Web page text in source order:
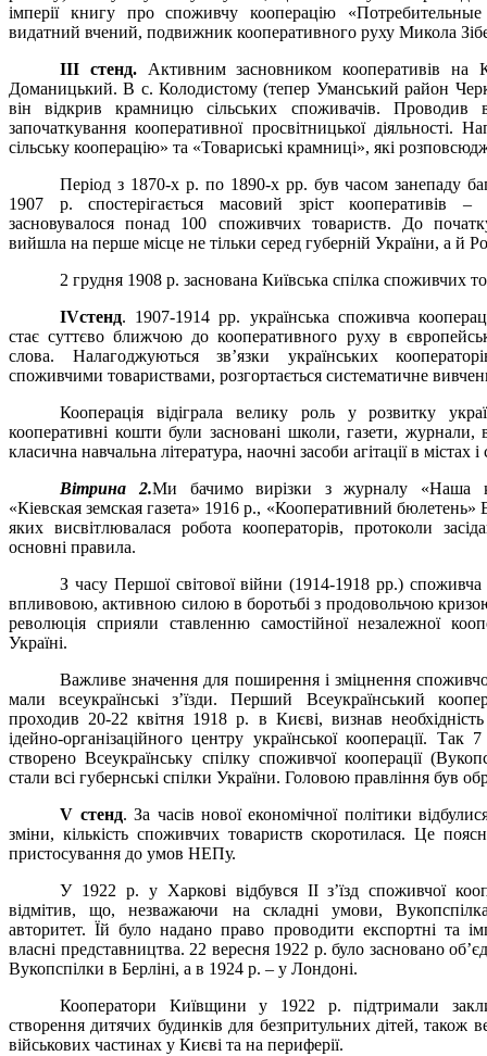
імперії книгу про споживчу кооперацію «Потребительные
видатний вчений, подвижник кооперативного руху Микола
ІІІ стенд. Активним засновником кооперативів на
Доманицький. В с. Колодистому (тепер Уманський район
він відкрив крамницю сільських споживачів. Проводив
започаткування кооперативної просвітницької діяльності.
сільську кооперацію» та «Товариські крамниці», які
Період з 1870-х р. по 1890-х рр. був часом занепаду
1907 р. спостерігається масовий зріст кооперативів
засновувалося понад 100 споживчих товариств. До
вийшла на перше місце не тільки серед губерній України, а й
2 грудня 1908 р. заснована Київська спілка споживчих
IVстенд. 1907-1914 рр. українська споживча
стає суттєво ближчою до кооперативного руху в
слова. Налагоджуються зв’язки українських
споживчими товариствами, розгортається систематичне
Кооперація відіграла велику роль у розвитку
кооперативні кошти були засновані школи, газети, журнали,
класична навчальна література, наочні засоби агітації в містах і
Вітрина 2.Ми бачимо вирізки з журналу «Наша
«Кіевская земская газета» 1916 р., «Кооперативний бюлетень»
яких висвітлювалася робота кооператорів, протоколи
основні правила.
З часу Першої світової війни (1914-1918 рр.) споживча
впливовою, активною силою в боротьбі з продовольчою
революція сприяли ставленню самостійної незалежної
Україні.
Важливе значення для поширення і зміцнення
мали всеукраїнські з’їзди. Перший Всеукраїнський
проходив 20-22 квітня 1918 р. в Києві, визнав необхідність
ідейно-організаційного центру української кооперації.
створено Всеукраїнську спілку споживчої кооперації
стали всі губернські спілки України. Головою правління був
V стенд. За часів нової економічної політики
зміни, кількість споживчих товариств скоротилася. Це
пристосування до умов НЕПу.
У 1922 р. у Харкові відбувся ІІ з’їзд споживчої
відмітив, що, незважаючи на складні умови,
авторитет. Їй було надано право проводити експортні та
власні представництва. 22 вересня 1922 р. було засновано
Вукопспілки в Берліні, а в 1924 р. – у Лондоні.
Кооператори Київщини у 1922 р. підтримали
створення дитячих будинків для безпритульних дітей, також
військових частинах у Києві та на периферії.